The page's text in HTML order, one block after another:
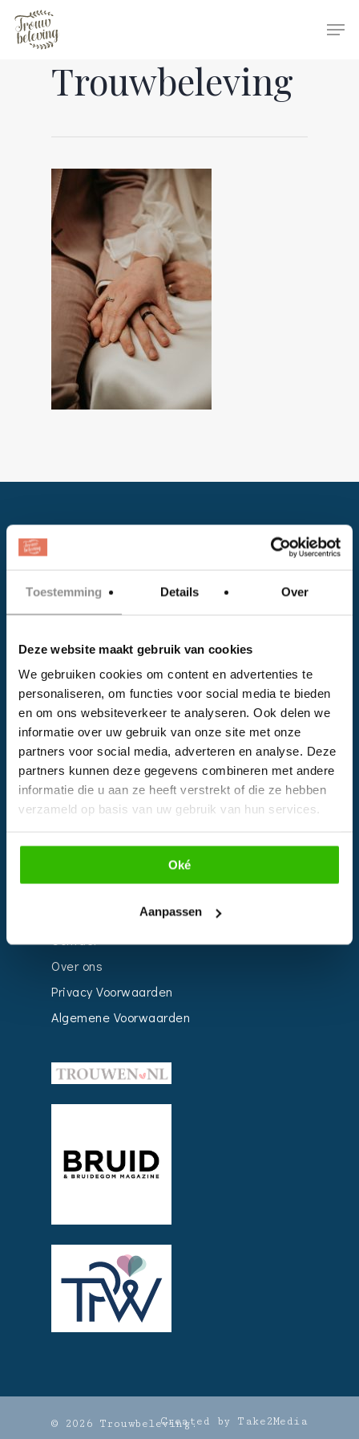
Toestemming Details Over
Deze website maakt gebruik van cookies
We gebruiken cookies om content en advertenties te
personaliseren, om functies voor social media te bieden
en om ons websiteverkeer te analyseren. Ook delen we
informatie over uw gebruik van onze site met onze
partners voor social media, adverteren en analyse. Deze
partners kunnen deze gegevens combineren met andere
informatie die u aan ze heeft verstrekt of die ze hebben
verzameld op basis van uw gebruik van hun services.
Oké
Aanpassen
Hit enter to search or ESC to close
Trouwbeleving
Instagram
EVENTS
Kalender
Bedrijven
Impressie
Over ons
Privacy Voorwaarden
Algemene Voorwaarden
© 2026 Trouwbeleving.Created by Take2Media